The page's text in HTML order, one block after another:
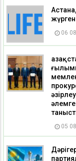
06
05